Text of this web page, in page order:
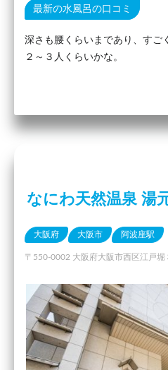
最新の水風呂の口コミ
深さも腰くらいまであり、すご
２～３人くらいかな。
なにわ天然温泉 湯
大阪府 大阪市 阿波座駅
〒550-0002 大阪府大阪市西区江戸